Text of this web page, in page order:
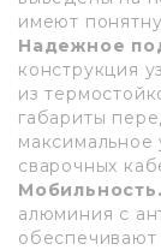
имеют
Надежное
конструкция
из
габариты
сварочных
Мобильность.
алюминия с